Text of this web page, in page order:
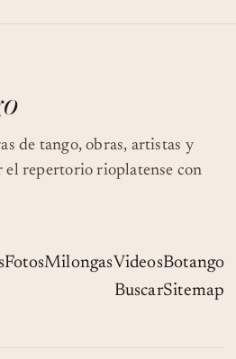
de tango, obras, artistas y
el repertorio rioplatense con
FotosMilongasVideosBotango
BuscarSitemap